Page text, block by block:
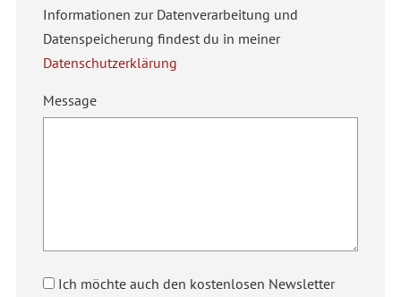
Informationen zur Datenverarbeitung und
Datenspeicherung findest du in meiner
Datenschutzerklärung
Message
Ich möchte auch den kostenlosen Newsletter